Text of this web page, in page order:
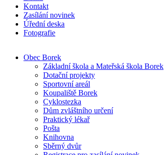
Kontakt
Zasílání novinek
Úřední deska
Fotografie
Obec Borek
Základní škola a Mateřská škola Borek
Dotační projekty
Sportovní areál
Koupaliště Borek
Cyklostezka
Dům zvláštního určení
Praktický lékař
Pošta
Knihovna
Sběrný dvůr